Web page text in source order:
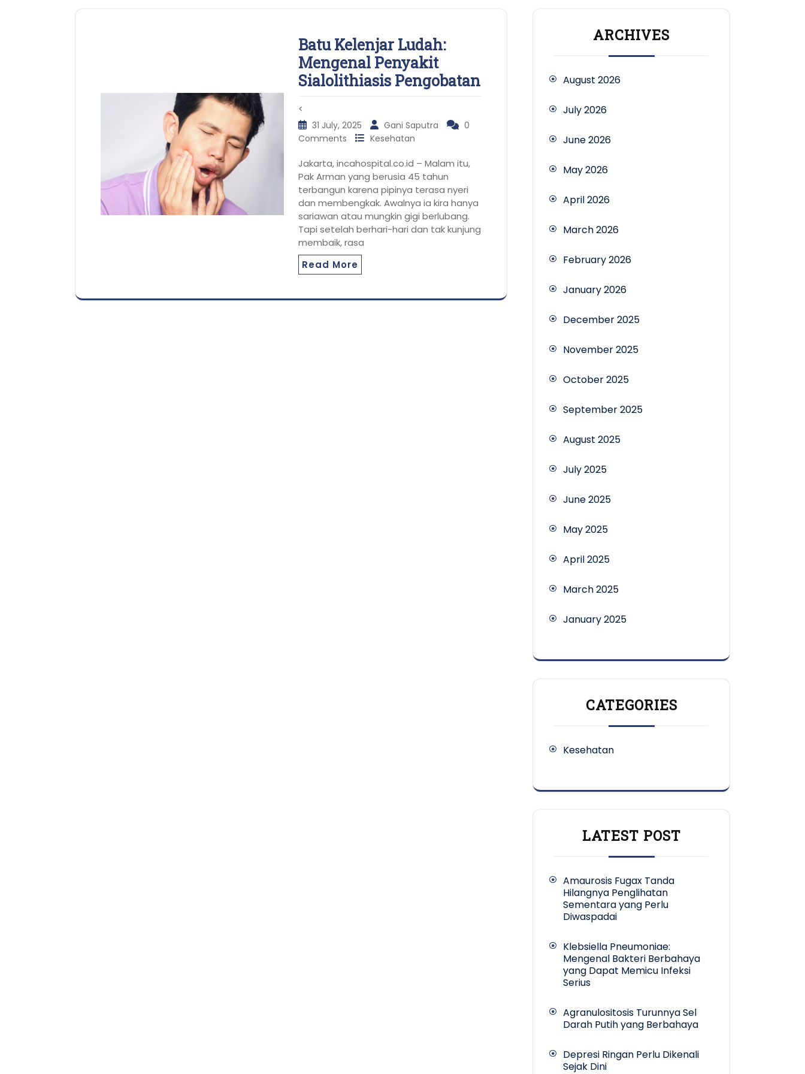
Batu Kelenjar Ludah:
Mengenal Penyakit
Sialolithiasis Pengobatan
<
31 July, 2025 Gani Saputra
0
Comments
Kesehatan
Jakarta, incahospital.co.id – Malam itu,
Pak Arman yang berusia 45 tahun
terbangun karena pipinya terasa nyeri
dan membengkak. Awalnya ia kira hanya
sariawan atau mungkin gigi berlubang.
Tapi setelah berhari-hari dan tak kunjung
membaik, rasa
Read More
ARCHIVES
August 2026
July 2026
June 2026
May 2026
April 2026
March 2026
February 2026
January 2026
December 2025
November 2025
October 2025
September 2025
August 2025
July 2025
June 2025
May 2025
April 2025
March 2025
January 2025
CATEGORIES
Kesehatan
LATEST POST
Amaurosis Fugax Tanda
Hilangnya Penglihatan
Sementara yang Perlu
Diwaspadai
Klebsiella Pneumoniae:
Mengenal Bakteri Berbahaya
yang Dapat Memicu Infeksi
Serius
Agranulositosis Turunnya Sel
Darah Putih yang Berbahaya
Depresi Ringan Perlu Dikenali
Sejak Dini